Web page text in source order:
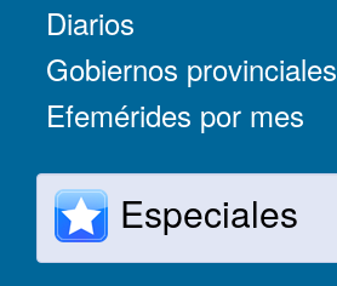
Diarios
Gobiernos provinciales
Efemérides por mes
Especiales